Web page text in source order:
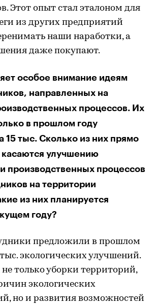
Этот опыт стал эталоном для
из других предприятий
наши наработки, а
даже покупают.
особое внимание идеям
направленных на
процессов. Их
в прошлом году
15 тыс. Сколько из них прямо
касаются улучшению
производственных процессов
на территории
из них планируется
году?
предложили в прошлом
тыс. экологических улучшений.
только уборки территорий,
экологических
но и развития возможностей